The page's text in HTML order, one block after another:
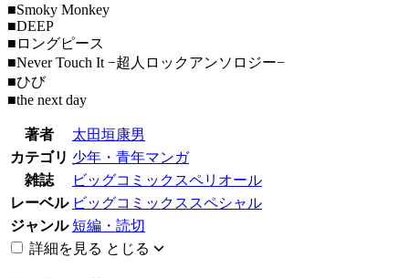
■Smoky Monkey
■DEEP
■ロングピース
■Never Touch It −超人ロックアンソロジー−
■ひび
■the next day
著者
太田垣康男
カテゴリ 少年・青年マンガ
雑誌
ビッグコミックスペリオール
レーベル ビッグコミックススペシャル
ジャンル 短編・読切
詳細を見る とじる